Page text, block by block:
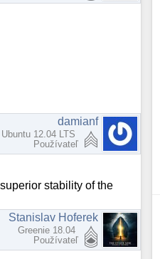
damianf
Ubuntu 12.04 LTS
Používateľ
stability of the
Stanislav Hoferek
Greenie 18.04
Používateľ